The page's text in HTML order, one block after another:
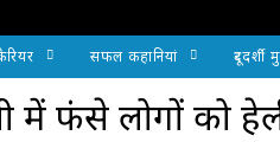
सफल कहानियां दूरदर्शी
में फंसे लोगों को